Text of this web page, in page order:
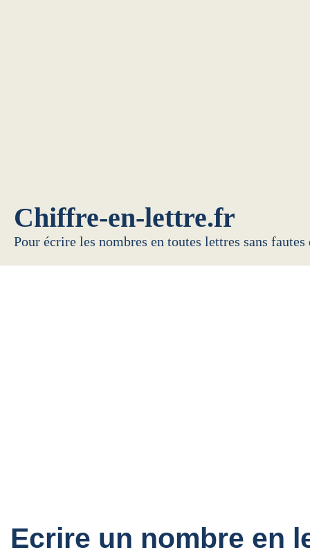
Chiffre-en-lettre.fr
Pour écrire les nombres en toutes lettres sans
Ecrire un nombre en